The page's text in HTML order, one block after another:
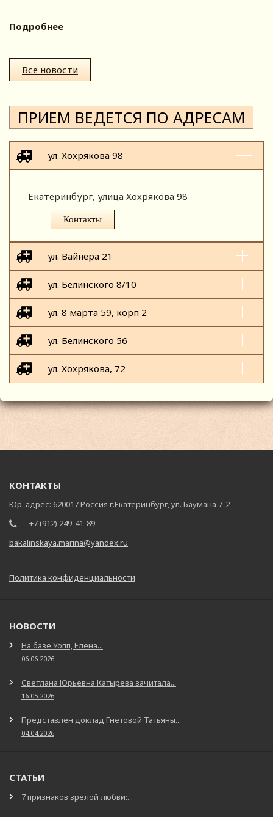
Подробнее
Все новости
ПРИЕМ ВЕДЕТСЯ ПО АДРЕСАМ
ул. Хохрякова 98
Екатеринбург, улица Хохрякова 98
Контакты
ул. Вайнера 21
ул. Белинского 8/10
ул. 8 марта 59, корп 2
ул. Белинского 56
ул. Хохрякова, 72
КОНТАКТЫ
Юр. адрес: 620017 Россия г.Екатеринбург, ул. Баумана 7-2
+7 (912) 249-41-89
bakalinskaya.marina@yandex.ru
Политика конфиденциальности
НОВОСТИ
На базе Уопп, Елена...
06.06.2026
Светлана Юрьевна Катырева зачитала...
16.05.2026
Представлен доклад Гнетовой Татьяны...
04.04.2026
СТАТЬИ
7 признаков зрелой любви:...